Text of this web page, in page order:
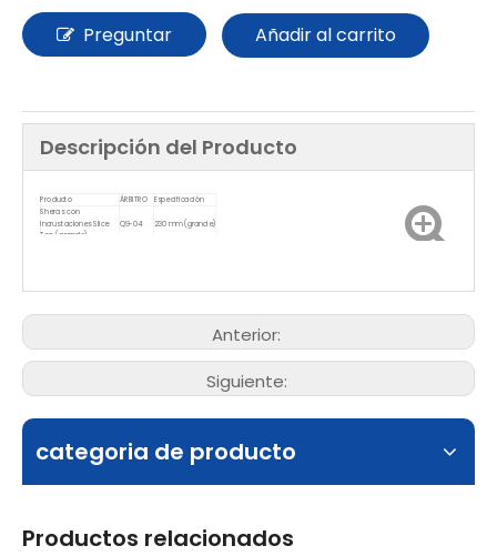
Preguntar Añadir al carrito
Descripción del Producto
Producto ÁRBITRO
Especificación
Sheras con
incrustaciones Slice
Top (grande)
Q9-04 230 mm (grande)
Anterior:
Siguiente:
categoria de producto
Productos relacionados